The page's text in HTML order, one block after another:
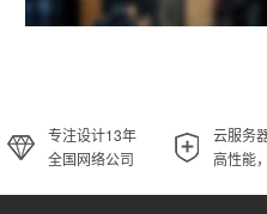
专注设计13年
全国网络公司
云服务
高性能